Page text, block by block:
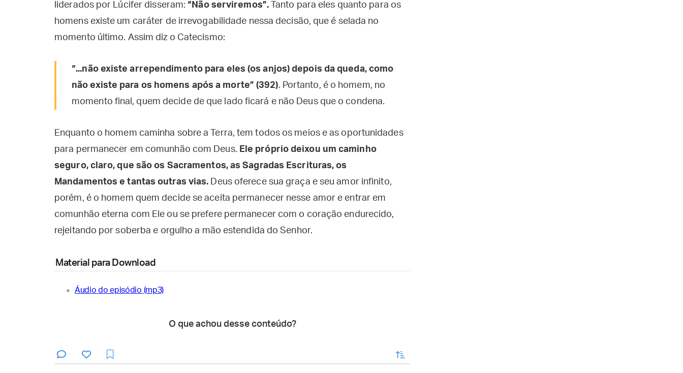
liderados por Lúcifer disseram:“Não serviremos”.Tanto para eles quanto para os
homens existe um caráter de irrevogabilidade nessa decisão, que é selada no
momento último. Assim diz o Catecismo:
“...não existe arrependimento para eles (os anjos) depois da queda, como
não existe para os homens após a morte” (392). Portanto, é o homem, no
momento final, quem decide de que lado ficará e não Deus que o condena.
Enquanto o homem caminha sobre a Terra, tem todos os meios e as oportunidades
para permanecer em comunhão com Deus. Ele próprio deixou um caminho
seguro, claro, que são os Sacramentos, as Sagradas Escrituras, os
Mandamentos e tantas outras vias. Deus oferece sua graça e seu amor infinito,
porém, é o homem quem decide se aceita permanecer nesse amor e entrar em
comunhão eterna com Ele ou se prefere permanecer com o coração endurecido,
rejeitando por soberba e orgulho a mão estendida do Senhor.
Material para Download
Áudio do episódio (mp3)
O que achou desse conteúdo?
enviar